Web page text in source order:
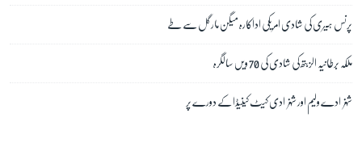
پرنس ہیری کی شادی امریکی اداکارہ میگن مارگل سے طے
ملکہ برطانیہ الزبتھ کی شادی کی 70 ویں سالگرہ
شہزادے ولیم اور شہزادی کیٹ کینیڈا کے دورے پر